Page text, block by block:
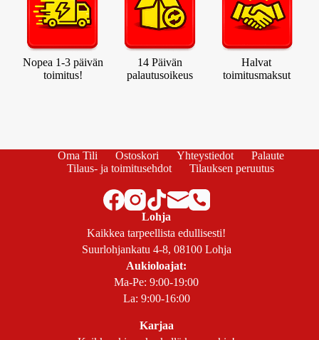
Nopea 1-3 päivän
toimitus!
14 Päivän
palautusoikeus
Halvat
toimitusmaksut
Oma Tili Ostoskori Yhteystiedot
Palaute
Tilaus- ja toimitusehdot
Tilauksen peruutus
Lohja
Kaikkea tarpeellista edullisesti!
Suurlohjankatu 4-8, 08100 Lohja
Aukioloajat:
Ma-Pe: 9:00-19:00
La: 9:00-16:00
Karjaa